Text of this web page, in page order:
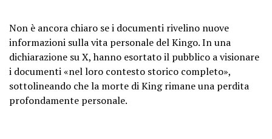
Non è ancora chiaro se i documenti rivelino nuove
informazioni sulla vita personale del Kingo. In una
dichiarazione su X, hanno esortato il pubblico a visionare
i documenti «nel loro contesto storico completo»,
sottolineando che la morte di King rimane una perdita
profondamente personale.